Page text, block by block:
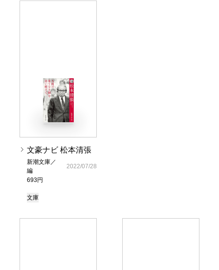
文豪ナビ 松本清張
新潮文庫／
編
693円
2022/07/28
文庫